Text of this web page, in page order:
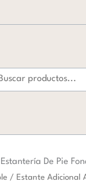
De Pie
/ Estante Adicional
El